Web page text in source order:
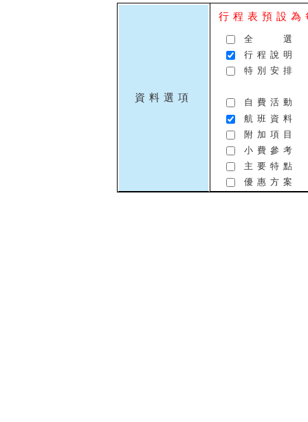
資料選項
行程表預設
全 選
行程說明
特別安排
自費活動
航班資料
附加項目
小費參考
主要特點
優惠方案